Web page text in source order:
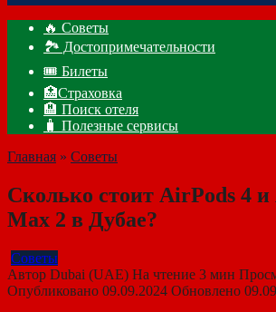
🔥 Советы
🏞️ Достопримечательности
🎟️ Билеты
🏥Страховка
🏨 Поиск отеля
🧳 Полезные сервисы
Главная » Советы
Сколько стоит AirPods 4
Max 2 в Дубае?
Советы
Автор Dubai (UAE) На чтение 3 мин
Опубликовано 09.09.2024 Обновлено